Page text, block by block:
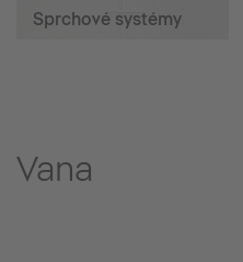
Sprchové systémy
Vana